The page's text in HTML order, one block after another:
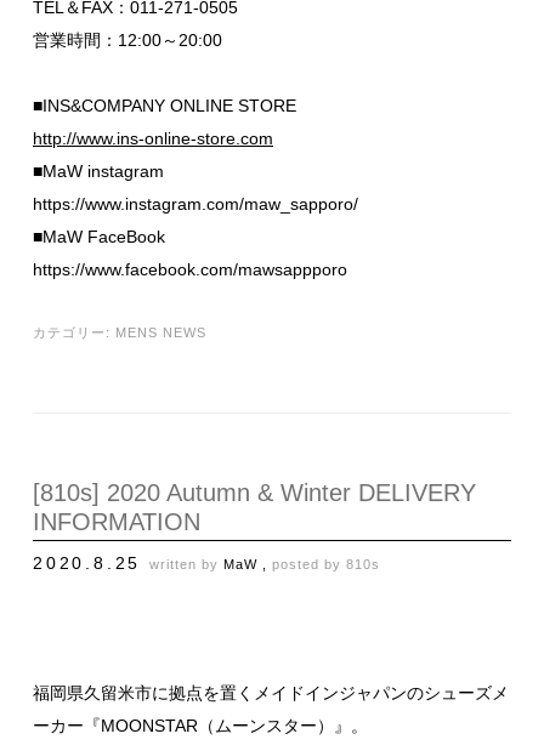
TEL＆FAX：011-271-0505
営業時間：12:00～20:00
■INS&COMPANY ONLINE STORE
http://www.ins-online-store.com
■MaW instagram
https://www.instagram.com/maw_sapporo/
■MaW FaceBook
https://www.facebook.com/mawsappporo
カテゴリー: MENS NEWS
[810s] 2020 Autumn & Winter DELIVERY
INFORMATION
2020.8.25 written by MaW , posted by 810s
福岡県久留米市に拠点を置くメイドインジャパンのシューズメ
ーカー『MOONSTAR（ムーンスター）』。